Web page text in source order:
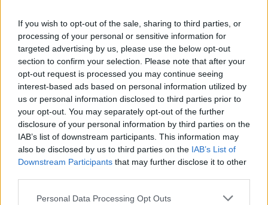
If you wish to opt-out of the sale, sharing to third parties, or
processing of your personal or sensitive information for
targeted advertising by us, please use the below opt-out
section to confirm your selection. Please note that after your
opt-out request is processed you may continue seeing
interest-based ads based on personal information utilized by
us or personal information disclosed to third parties prior to
your opt-out. You may separately opt-out of the further
disclosure of your personal information by third parties on the
IAB’s list of downstream participants. This information may
also be disclosed by us to third parties on the IAB’s List of
Downstream Participants that may further disclose it to other
Please note that this website/app uses one or more Google
Personal Data Processing Opt Outs
a kerékpárgyár dolgozóinak megsegítéséről